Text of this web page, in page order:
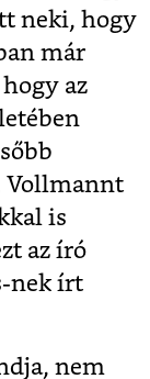
neki, hogy
már
az
Vollmannt
is
az író
nek írt
nem